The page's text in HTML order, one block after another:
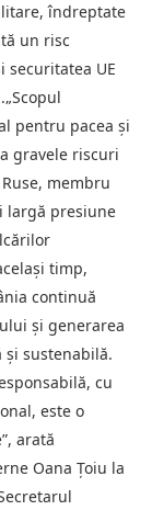
îndreptate
un risc
UE
pentru pacea și
gravele riscuri
membru
largă presiune
timp,
continuă
și generarea
sustenabilă.
cu
este o
arată
Oana Țoiu la